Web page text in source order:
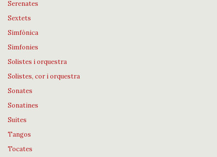
Serenates
Sextets
Simfònica
Simfonies
Solistes i orquestra
Solistes, cor i orquestra
Sonates
Sonatines
Suites
Tangos
Tocates